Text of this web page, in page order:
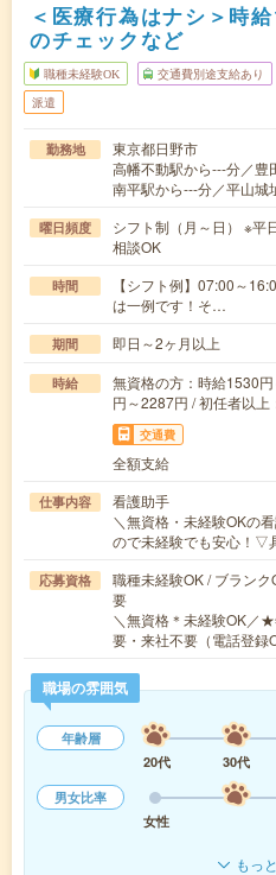
＜医療行為はナシ＞時
のチェックなど
職種未経験OK 交通費別途支給あり
派遣
勤務地
東京都日野市
高幡不動駅から---分／豊
南平駅から---分／平山城
曜日頻度
シフト制（月～日） ※平
相談OK
時間
【シフト例】07:00～
は一例です！そ…
期間 即日～2ヶ月以上
時給
無資格の方：時給1530
円～2287円 / 初任者以
交通費
全額支給
仕事内容
看護助手
＼無資格・未経験OKの
ので未経験でも安心！
応募資格
職種未経験OK / ブラン
要
＼無資格＊未経験OK／
要・来社不要（電話登
職場の雰囲気
年齢層
20代
30代
男女比率
女性
もっ